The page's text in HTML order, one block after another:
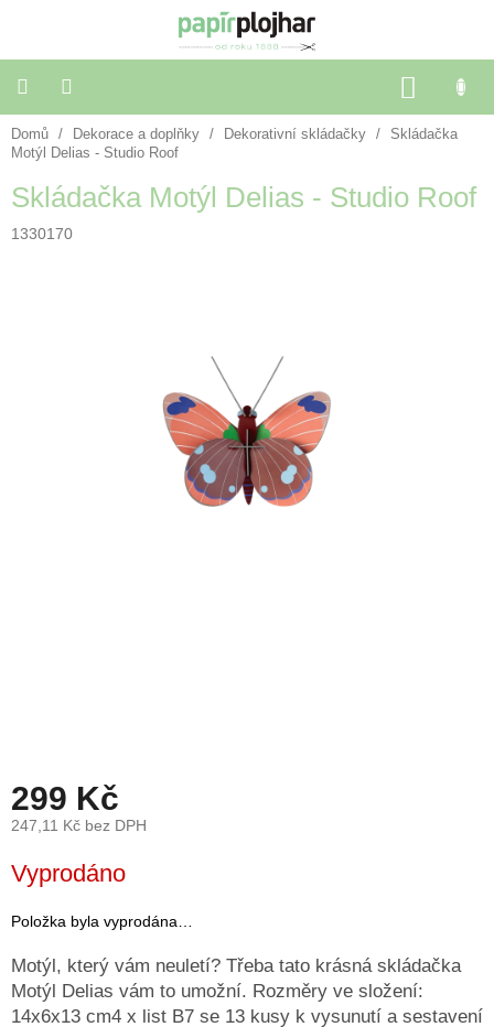
KOŠÍK
Balení
dárků
Dekorace
a
doplňky
Přihlášení
Domů / Dekorace a doplňky / Dekorativní skládačky /
Skládačka
Motýl Delias - Studio Roof
Skládačka Motýl Delias - Studio Roof
1330170
299 Kč
247,11 Kč bez DPH
cena:
Vyprodáno
Položka byla vyprodána…
Motýl, který vám neuletí? Třeba tato krásná skládačka
Motýl Delias vám to umožní. Rozměry ve složení:
14x6x13 cm4 x list B7 se 13 kusy k vysunutí a sestavení